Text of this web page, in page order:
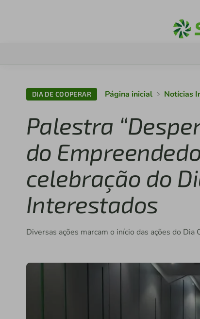
DIA DE COOPERAR Página inicial Notícias
Palestra
do
celebração do
Interestados
Diversas ações marcam o início das ações do